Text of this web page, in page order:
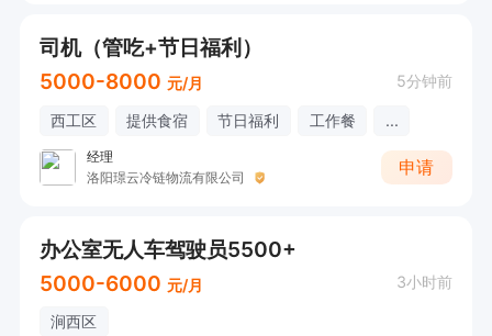
司机（管吃+节日福利）
5000-8000 元/月 5分钟前
西工区 提供食宿 节日福利 工作餐 ...
经理
洛阳璟云冷链物流有限公司
申请
办公室无人车驾驶员5500+
5000-6000 元/月 3小时前
涧西区